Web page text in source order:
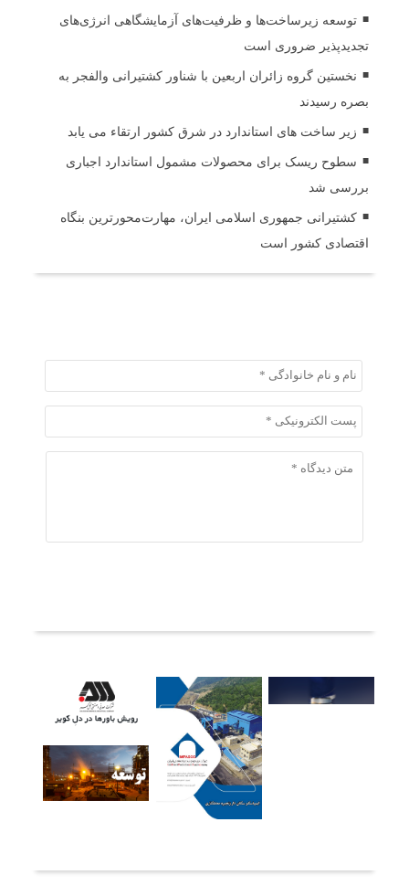
توسعه زیرساخت‌ها و ظرفیت‌های آزمایشگاهی انرژی‌های
تجدیدپذیر ضروری است
نخستین گروه زائران اربعین با شناور کشتیرانی والفجر به
بصره رسیدند
زیر ساخت های استاندارد در شرق کشور ارتقاء می یابد
سطوح ریسک برای محصولات مشمول استاندارد اجباری
بررسی شد
کشتیرانی جمهوری اسلامی ایران، مهارت‌محورترین بنگاه
اقتصادی کشور است